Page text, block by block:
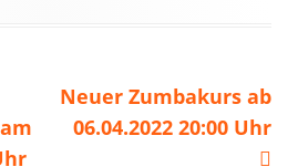
Nächster
Beitrag
Neuer Zumbakurs ab
06.04.2022 20:00 Uhr